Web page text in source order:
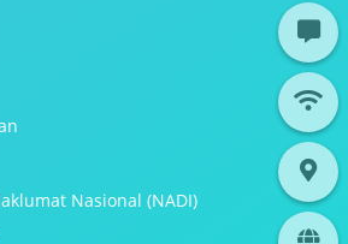
Nasional (NADI)